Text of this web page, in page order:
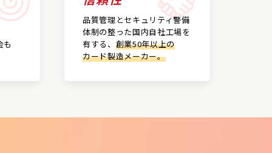
も
品質管理とセキュリティ警備
体制の整った国内自社工場を
有する、 創業50年以上の
カード製造メーカー。